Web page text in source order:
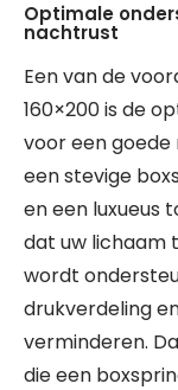
Optimale
nachtrust
Een van de
160×200 is de
voor een
een stevige
en een luxueus
dat uw lichaam
wordt
drukverdeling
verminderen.
die een